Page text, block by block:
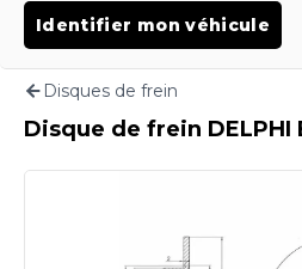
Identifier mon véhicule
Disques de frein
Disque de frein DELPHI